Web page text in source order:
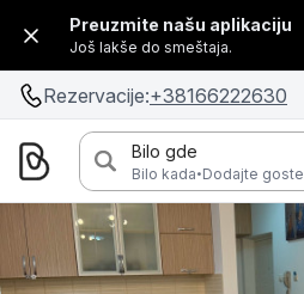
Preuzmite našu aplikaciju
Još lakše do smeštaja.
Rezervacije:+38166222630
Bilo gde
Bilo kada·Dodajte goste